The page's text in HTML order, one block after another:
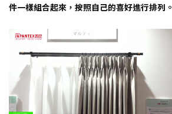
件一樣組合起來，按照自己的喜好進行排列。